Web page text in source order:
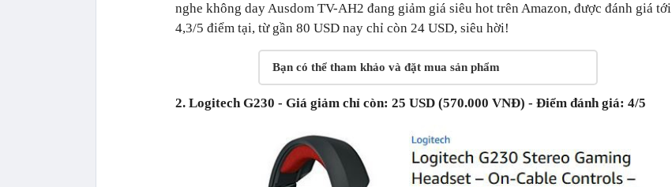
nghe không day Ausdom TV-AH2 đang giảm giá siêu hot trên Amazon, được đánh giá tới
4,3/5 điểm tại, từ gần 80 USD nay chỉ còn 24 USD, siêu hời!
Bạn có thể tham khảo và đặt mua sản phẩm
2. Logitech G230 - Giá giảm chỉ còn: 25 USD (570.000 VNĐ) - Điểm đánh giá: 4/5